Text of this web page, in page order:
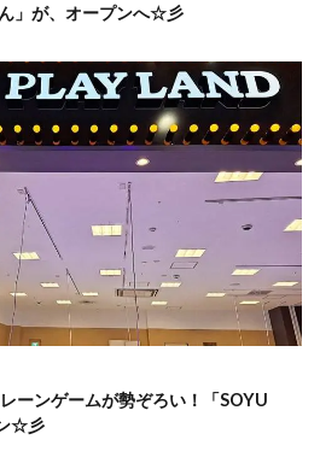
」が、オープンへ☆彡
ーンゲームが勢ぞろい！「SOYU
☆彡